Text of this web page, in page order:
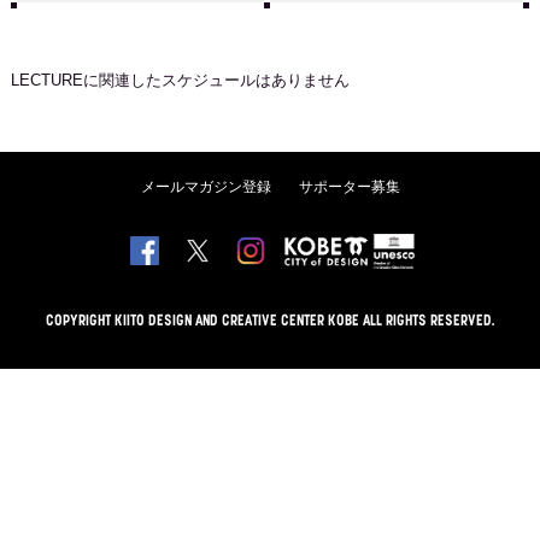
LECTUREに関連したスケジュールはありません
メールマガジン登録 サポーター募集
COPYRIGHT KIITO DESIGN AND CREATIVE CENTER KOBE ALL RIGHTS RESERVED.